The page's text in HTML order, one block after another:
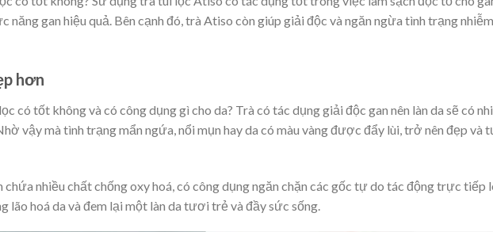
năng gan hiệu quả. Bên cạnh đó, trà Atiso còn giúp giải độc và ngăn ngừa tình trạng nhiễm
hơn
có tốt không và có công dụng gì cho da? Trà có tác dụng giải độc gan nên làn da sẽ có
vậy mà tình trạng mẩn ngứa, nổi mụn hay da có màu vàng được đẩy lùi, trở nên đẹp và
chứa nhiều chất chống oxy hoá, có công dụng ngăn chặn các gốc tự do tác động trực tiếp
lão hoá da và đem lại một làn da tươi trẻ và đầy sức sống.